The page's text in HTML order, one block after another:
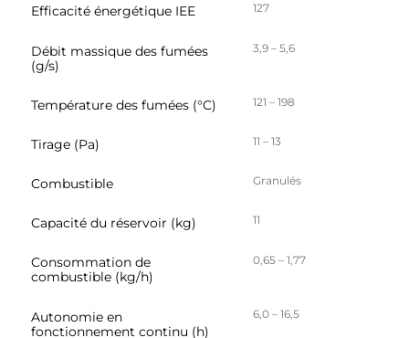
Efficacité énergétique IEE 127
Débit massique des fumées
(g/s)
3,9 – 5,6
Température des fumées (°C) 121 – 198
Tirage (Pa) 11 – 13
Combustible Granulés
Capacité du réservoir (kg) 11
Consommation de
combustible (kg/h)
0,65 – 1,77
Autonomie en
fonctionnement continu (h)
6,0 – 16,5